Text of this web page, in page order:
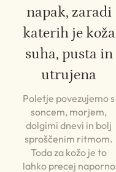
napak, zaradi
katerih je koža
suha, pusta in
utrujena
Poletje povezujemo s
soncem, morjem,
dolgimi dnevi in bolj
sproščenim ritmom.
Toda za kožo je to
lahko precej naporno